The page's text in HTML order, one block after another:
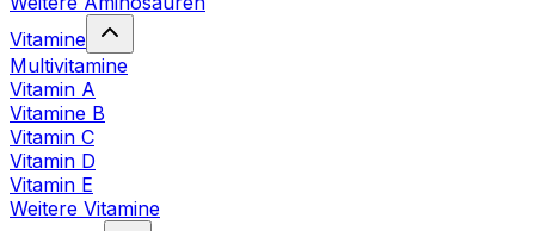
Vitamine
Multivitamine
Vitamin A
Vitamine B
Vitamin C
Vitamin D
Vitamin E
Weitere Vitamine